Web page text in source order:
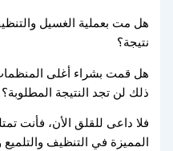
هل مت بعملية الغسيل
نتيجة؟
هل قمت بشراء أغلى
ذلك لن تجد النتيجة المطلوبة؟
فلا داعى للقلق الأن، فأنت
المميزة في التنظيف